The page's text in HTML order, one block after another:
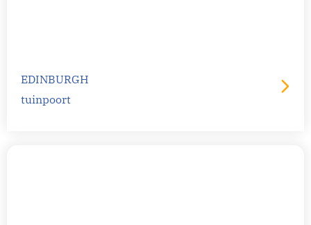
EDINBURGH
tuinpoort